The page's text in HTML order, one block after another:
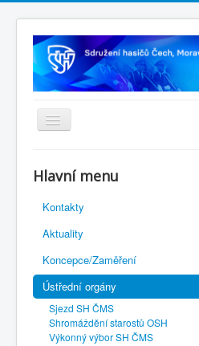
Rejstřík sportu
Novelizace Stanov SH ČMS
Plán činnosti 2026
Kalendář akcí
Výhody pro členy
Portál REDENOX
Hlavní menu
Kontakty
Aktuality
Koncepce/Zaměření
Ústřední orgány
Sjezd SH ČMS
Shromáždění starostů OSH
Výkonný výbor SH ČMS